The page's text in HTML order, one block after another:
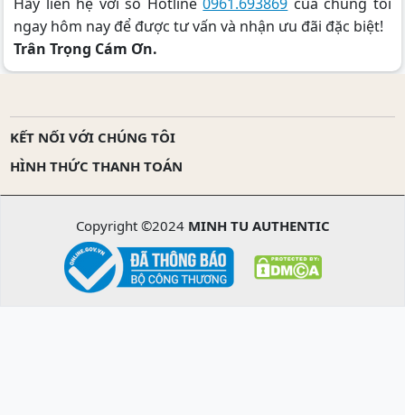
Hãy liên hệ với số Hotline0961.693869 của chúng tôi
ngay hôm nay để được tư vấn và nhận ưu đãi đặc biệt!
Trân Trọng Cám Ơn.
KẾT NỐI VỚI CHÚNG TÔI
HÌNH THỨC THANH TOÁN
Copyright ©2024 MINH TU AUTHENTIC